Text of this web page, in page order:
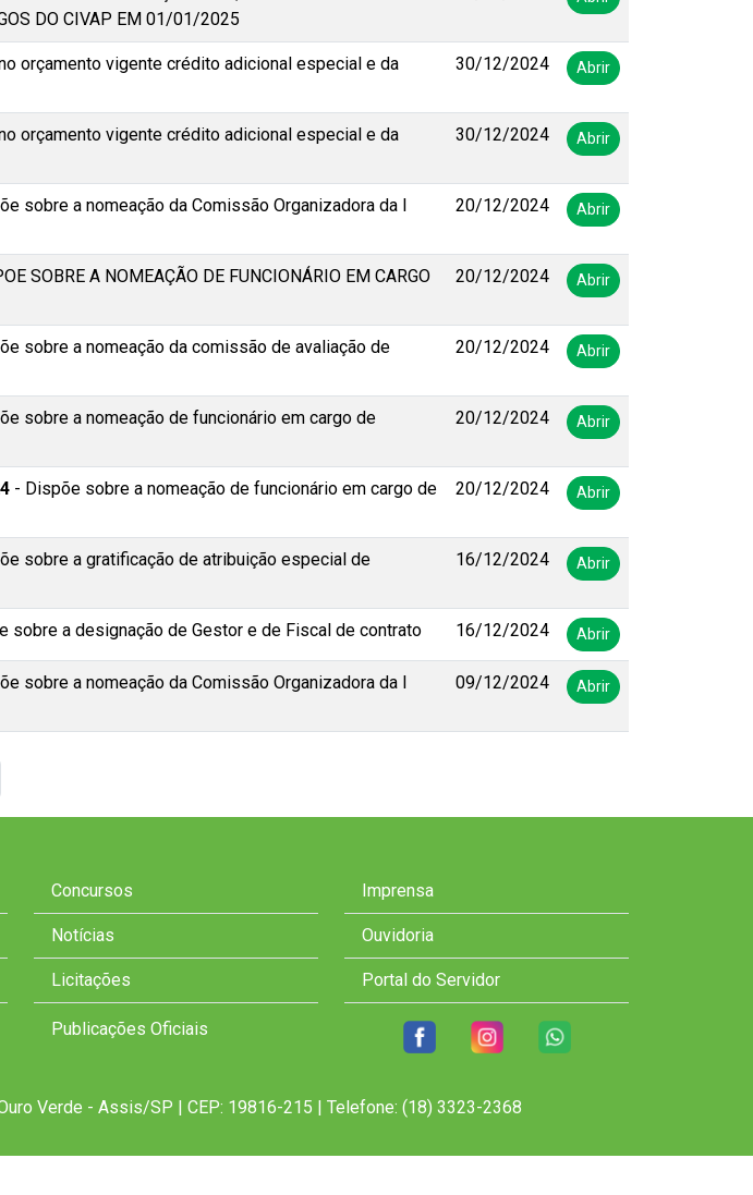
DO CIVAP EM 01/01/2025
orçamento vigente crédito adicional especial e da
30/12/2024 Abrir
orçamento vigente crédito adicional especial e da
30/12/2024 Abrir
sobre a nomeação da Comissão Organizadora da I
20/12/2024 Abrir
SOBRE A NOMEAÇÃO DE FUNCIONÁRIO EM CARGO
20/12/2024 Abrir
sobre a nomeação da comissão de avaliação de
20/12/2024 Abrir
sobre a nomeação de funcionário em cargo de
20/12/2024 Abrir
- Dispõe sobre a nomeação de funcionário em cargo de
20/12/2024 Abrir
sobre a gratificação de atribuição especial de
16/12/2024 Abrir
sobre a designação de Gestor e de Fiscal de contrato 16/12/2024 Abrir
sobre a nomeação da Comissão Organizadora da I
09/12/2024 Abrir
Concursos
Notícias
Licitações
Publicações Oficiais
Imprensa
Ouvidoria
Portal do Servidor
Verde - Assis/SP | CEP: 19816-215 | Telefone: (18) 3323-2368